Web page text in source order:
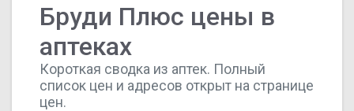
Бруди Плюс цены в
аптеках
Короткая сводка из аптек. Полный
список цен и адресов открыт на странице
цен.